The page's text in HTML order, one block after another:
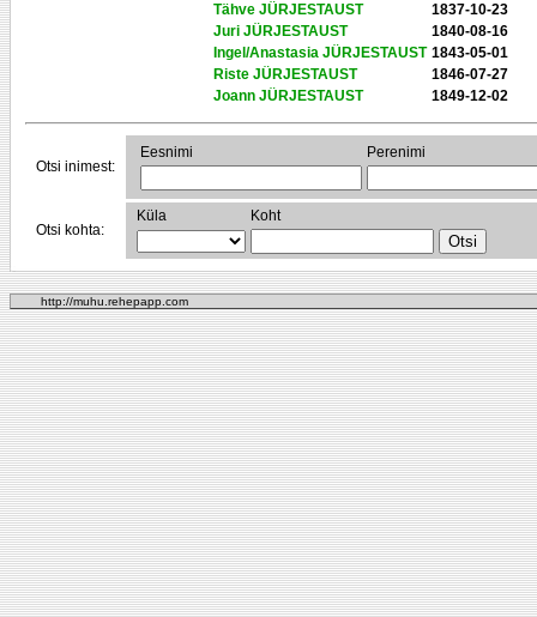
Tähve JÜRJESTAUST
1837-10-23
Juri JÜRJESTAUST
1840-08-16
Ingel/Anastasia JÜRJESTAUST 1843-05-01
Riste JÜRJESTAUST
1846-07-27
Joann JÜRJESTAUST
1849-12-02
Otsi inimest:
Eesnimi Perenimi
Otsi kohta:
Küla Koht
http://muhu.rehepapp.com